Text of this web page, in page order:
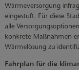
Wärmeversorgung
eingestuft. Für diese
alle
konkrete Maßnahmen
Wärmelösung zu
Fahrplan für die